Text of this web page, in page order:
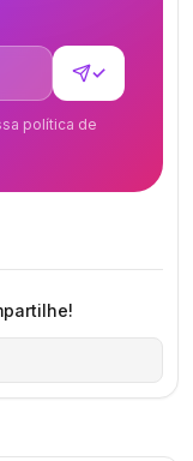
✓
política de